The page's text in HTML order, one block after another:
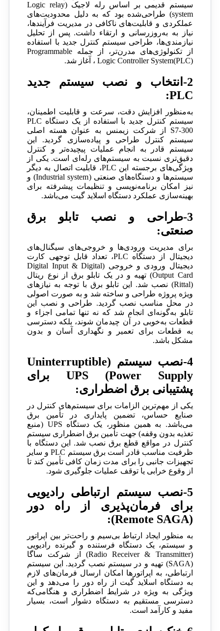
سیستم قدیمی بر اساس رله لاجیک (Logic relay
system) طراحی‌شده بود که به دلیل محدودیت‌های
عملکردی و قابلیت‌های ناکافی در مدیریت فرآیندها،
نیاز به به‌روزرسانی و ارتقاء داشت. پس از تحلیل
نیازمندی‌ها، طراحی سیستم کنترل جدید با استفاده
از تکنولوژی‌های مدرن‌تر، از جمله Programmable
Logic Controller System(PLC) ، آغاز شد.
2-انتخاب و نصب سیستم جدید
PLC:
به‌منظور افزایش دقت، سرعت و قابلیت اطمینان،
سیستم کنترل جدید با استفاده از یک دستگاه PLC
S7-300 از شرکت زیمنس به عنوان هسته اصلی
سیستم کنترل طراحی و پیاده‌سازی گردید. این
سیستم قادر به انجام عملیات پیچیده‌تر و کنترل
دقیق‌تری نسبت به سیستم‌های رله‌ای است. یکی از
ویژگی‌های برجسته این PLC، قابلیت اتصال به دیگر
سیستم‌ها و دستگاه‌های صنعتی (Industrial system) و
نیز امکان برنامه‌نویسی و تنظیمات پیشرفته برای
بهینه‌سازی عملکرد دستگاه اسلاید گیت می‌باشد.
3-طراحی و نصب تابلو برق
صنعتی:
برای مدیریت ورودی‌ها و خروجی‌های سیگنال‌های
دیجیتال از دستگاه PLC، تعداد قابل توجهی کارت
دیجیتال ورودی و خروجی (Digital Input & Digital
Output Card) تهیه و در یک تابلو برق از نوع ریتال
(Rittal) نصب شد. این تابلو برق با توجه به نیازهای
ویژه پروژه طراحی و ساخته شد و به صورت اصولی
در محل مناسب نصب گردید. طراحی و نصب این
تابلو به‌گونه‌ای انجام شد که نه تنها تمامی اجزاء و
قطعات به‌خوبی در آن چیدمان شوند، بلکه دسترسی
به قطعات برای تعمیر و نگهداری آسان و بدون
مشکل باشد.
4-نصب سیستم (Uninterruptible
Power Supply) UPS برای
پشتیبانی برق اضطراری:
یکی از مهم‌ترین الزامات برای سیستم‌های کنترل در
صنایع حساس، تضمین پایداری در تأمین برق
می‌باشد. به همین منظور، یک دستگاه UPS (منبع
تغذیه بدون وقفه) جهت تأمین برق اضطراری سیستم
کنترل در مواقع قطع برق نصب شد. این دستگاه با
ظرفیت مناسب قادر است برق سیستم PLC و سایر
تجهیزات جانبی را برای مدت زمان کافی تأمین کند تا
از وقوع خرابی یا توقف عملیات جلوگیری شود.
5-نصب سیستم ارتباطی رادیویی
برای فرمان‌پذیری از راه دور
(Remote SAGA):
به منظور ایجاد ارتباط بی‌سیم و راحت‌تر بین اپراتور
و سیستم، یک دستگاه فرستنده و گیرنده رادیویی
(Radio Receiver & Transmitter) از شرکت ساگا
(SAGA) تهیه و در سیستم نصب گردید. این سیستم
ارتباطی، به اپراتورها امکان ارسال فرمان‌های لازم
به دستگاه اسلاید گیت از راه دور را می‌دهد و این
ویژگی به ویژه در شرایط اضطراری و هنگامی‌که
دسترسی مستقیم به دستگاه دشوار است، بسیار
مفید و کارآمد است.